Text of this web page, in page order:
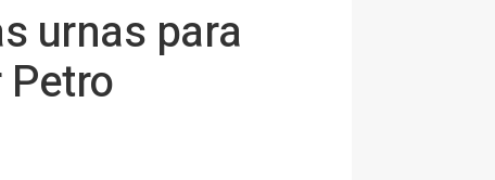
urnas para